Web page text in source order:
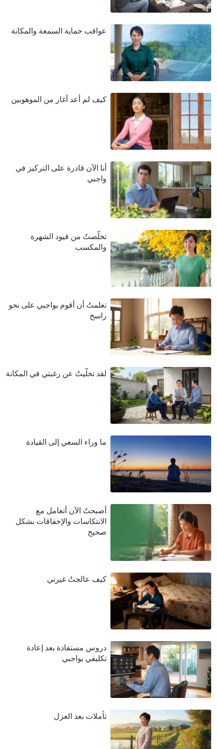
عواقب حماية السمعة والمكانة
كيف لم أعد أغار من الموهوبين
أنا الآن قادرة على التركيز في
واجبي
تخلَّصتُ من قيود الشهرة
والمكسب
تعلمتُ أن أقوم بواجبي على نحو
راسخٍ
لقد تخلّيتُ عن رغبتي في المكانة
ما وراء السعي إلى القيادة
أصبحتُ الآن أتعامل مع
الانتكاسات والإخفاقات بشكل
صحيح
كيف عالجتُ غيرتي
دروس مستفادة بعد إعادة
تكليفي بواجبي
تأملات بعد العزل